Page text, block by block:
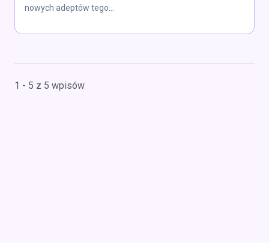
nowych adeptów tego...
1 - 5 z 5 wpisów